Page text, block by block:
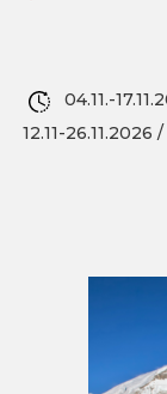
04.11.-
12.11-26.11.2026